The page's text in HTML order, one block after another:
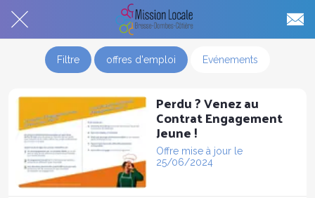
Filtre offres d'emploi Evénements
Perdu ? Venez au
Contrat Engagement
Jeune !
Offre mise à jour le
25/06/2024